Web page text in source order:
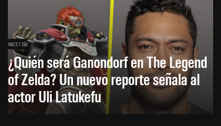
HACE 1 DÍA
¿Quién será Ganondorf en The Legend
of Zelda? Un nuevo reporte señala al
actor Uli Latukefu